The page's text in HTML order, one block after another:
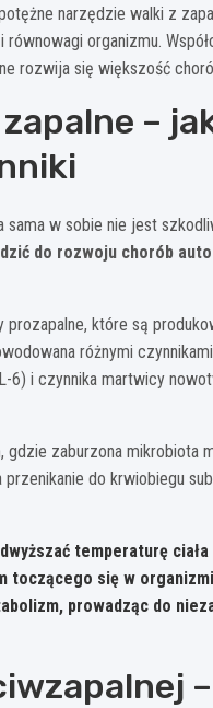
narzędzie walki z
organizmu.
rozwija się większość
–
sama w sobie nie jest
do rozwoju chorób
które są
różnymi
6) i czynnika martwicy
zaburzona mikrobiota
do krwiobiegu
temperaturę
toczącego się w
prowadząc do